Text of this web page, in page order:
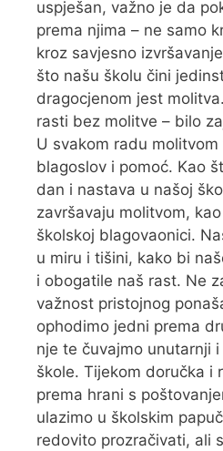
uspješan, važno je da
prema njima – ne samo
kroz savjesno
što našu školu čini
dragocjenom jest
rasti bez molitve – bilo
U svakom radu molitvom
blagoslov i pomoć. Kao
dan i nastava u našoj
završavaju molitvom,
školskoj blagovaonici.
u miru i tišini, kako bi
i obogatile naš rast. Ne
važnost pristojnog
ophodimo jedni prema
nje te čuvajmo unutarnji
škole. Tijekom doručka i
prema hrani s
ulazimo u školskim
redovito prozračivati, ali